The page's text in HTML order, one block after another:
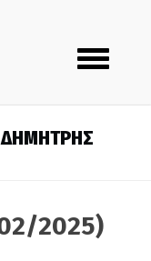
Toggle
navigation
ΔΗΜΗΤΡΗΣ
2025)